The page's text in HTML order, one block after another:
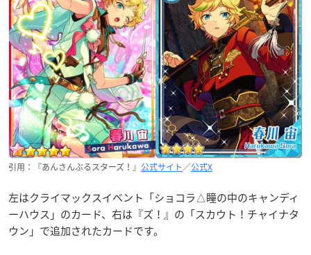
引用：『あんさんぶるスターズ！』 公式サイト／公式X
左はクライマックスイベント「ショコラ△瞳の中のキャンディ
ーハウス」のカード、右は『ズ！』の「スカウト！チャイナタ
ウン」で追加されたカードです。